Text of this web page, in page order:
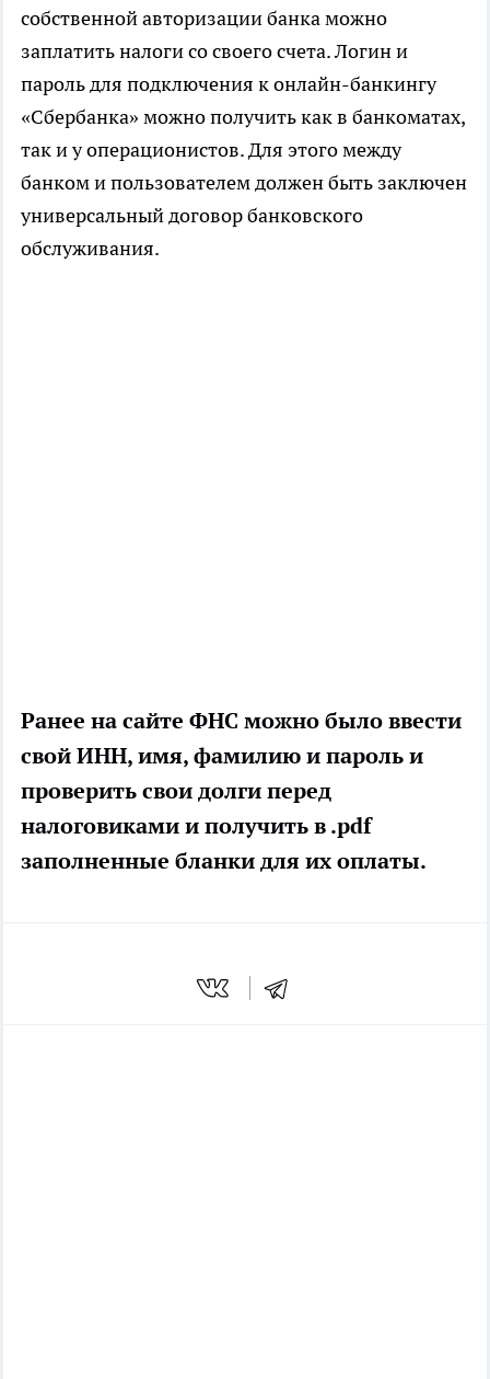
собственной авторизации банка можно
заплатить налоги со своего счета. Логин и
пароль для подключения к онлайн-банкингу
«Сбербанка» можно получить как в банкоматах,
так и у операционистов. Для этого между
банком и пользователем должен быть заключен
универсальный договор банковского
обслуживания.
Ранее на сайте ФНС можно было ввести
свой ИНН, имя, фамилию и пароль и
проверить свои долги перед
налоговиками и получить в .pdf
заполненные бланки для их оплаты.